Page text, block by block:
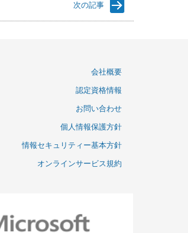
次の記事
会社概要
認定資格情報
お問い合わせ
個人情報保護方針
情報セキュリティー基本方針
オンラインサービス規約